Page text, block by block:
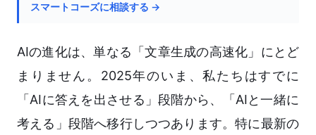
スマートコーズに相談する →
AIの進化は、単なる「文章生成の高速化」にとど
まりません。2025年のいま、私たちはすでに
「AIに答えを出させる」段階から、「AIと一緒に
考える」段階へ移行しつつあります。特に最新の